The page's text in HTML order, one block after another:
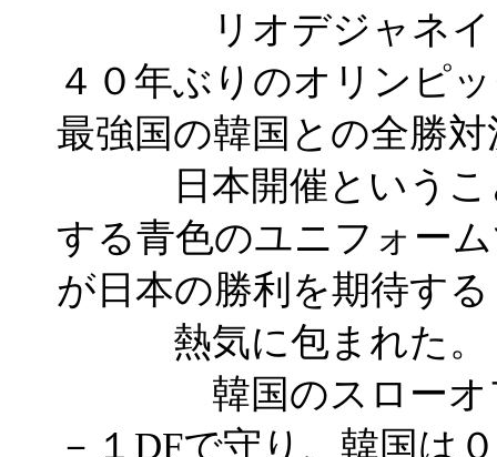
リオデジャネイロ
４０年ぶりのオリンピ
最強国の韓国との全勝対
日本開催ということ
する青色のユニフォー
が日本の勝利を期待する
熱気に包まれた。
韓国のスローオフ
－１DFで守り、韓国は